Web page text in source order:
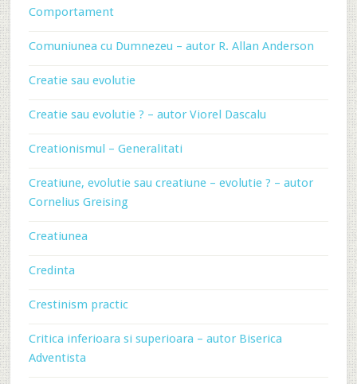
Comportament
Comuniunea cu Dumnezeu – autor R. Allan Anderson
Creatie sau evolutie
Creatie sau evolutie ? – autor Viorel Dascalu
Creationismul – Generalitati
Creatiune, evolutie sau creatiune – evolutie ? – autor
Cornelius Greising
Creatiunea
Credinta
Crestinism practic
Critica inferioara si superioara – autor Biserica
Adventista